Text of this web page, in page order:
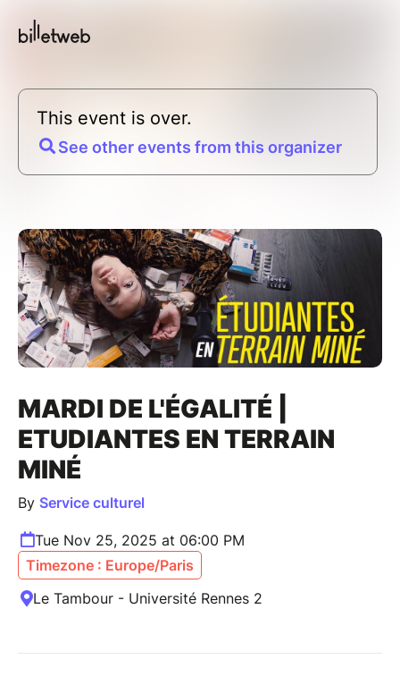
This event is over.
See other events from this organizer
MARDI DE L'ÉGALITÉ |
ETUDIANTES EN TERRAIN
MINÉ
By Service culturel
Tue Nov 25, 2025 at 06:00 PM
Timezone : Europe/Paris
Le Tambour - Université Rennes 2